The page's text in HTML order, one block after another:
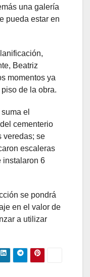
una galería
pueda estar en
Beatriz
momentos ya
de la obra.
el
cementerio
veredas; se
escaleras
instalaron 6
se pondrá
en el valor de
a utilizar